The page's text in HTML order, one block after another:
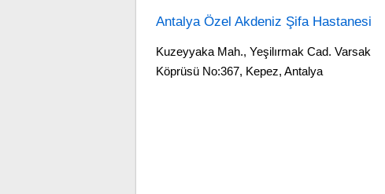
Antalya Özel Akdeniz Şifa Hastanesi
Kuzeyyaka Mah., Yeşilırmak Cad. Varsak
Köprüsü No:367, Kepez, Antalya